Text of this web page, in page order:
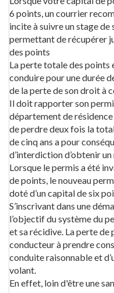
6 points, un courrier
incite à suivre un stage
permettant de récupérer
des points
La perte totale des points
conduire pour une durée
de la perte de son droit à
Il doit rapporter son
département de
de perdre deux fois la
de cinq ans a pour
d’interdiction d’obtenir
Lorsque le permis a été
de points, le nouveau
doté d’un capital de six
S’inscrivant dans une
l’objectif du système du
et sa récidive. La perte de
conducteur à prendre
conduite raisonnable et
volant.
En effet, loin d'être une